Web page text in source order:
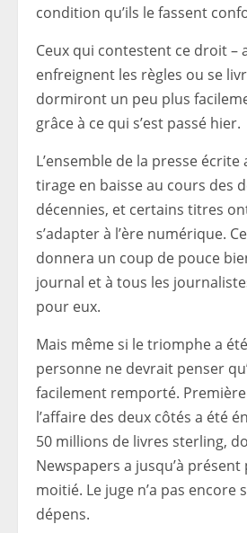
condition qu’ils le fassent
Ceux qui contestent ce droit –
enfreignent les règles ou se
dormiront un peu plus
grâce à ce qui s’est passé hier.
L’ensemble de la presse écrite
tirage en baisse au cours des
décennies, et certains titres
s’adapter à l’ère numérique.
donnera un coup de pouce
journal et à tous les
pour eux.
Mais même si le triomphe a
personne ne devrait penser
facilement remporté.
l’affaire des deux côtés a été
50 millions de livres sterling,
Newspapers a jusqu’à présent
moitié. Le juge n’a pas encore
dépens.